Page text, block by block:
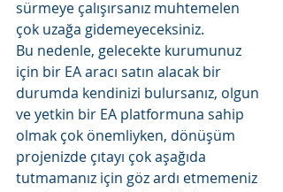
sürmeye çalışırsanız muhtemelen
çok uzağa gidemeyeceksiniz.
Bu nedenle, gelecekte kurumunuz
için bir EA aracı satın alacak bir
durumda kendinizi bulursanız, olgun
ve yetkin bir EA platformuna sahip
olmak çok önemliyken, dönüşüm
projenizde çıtayı çok aşağıda
tutmamanız için göz ardı etmemeniz